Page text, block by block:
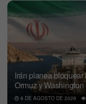
Irán planea
Ormuz y
6 DE AGOSTO DE 2026